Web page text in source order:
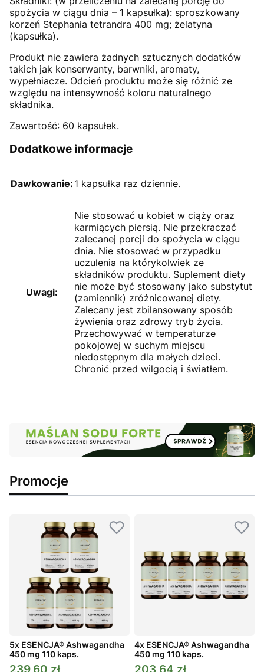
spożycia w ciągu dnia – 1 kapsułka): sproszkowany
korzeń Stephania tetrandra 400 mg; żelatyna
(kapsułka).
Produkt nie zawiera żadnych sztucznych dodatków
takich jak konserwanty, barwniki, aromaty,
wypełniacze. Odcień produktu może się różnić ze
względu na intensywność koloru naturalnego
składnika.
Zawartość: 60 kapsułek.
Dodatkowe informacje
Dawkowanie: 1 kapsułka raz dziennie.
Uwagi:
Nie stosować u kobiet w ciąży oraz
karmiących piersią. Nie przekraczać
zalecanej porcji do spożycia w ciągu
dnia. Nie stosować w przypadku
uczulenia na którykolwiek ze
składników produktu. Suplement diety
nie może być stosowany jako substytut
(zamiennik) zróżnicowanej diety.
Zalecany jest zbilansowany sposób
żywienia oraz zdrowy tryb życia.
Przechowywać w temperaturze
pokojowej w suchym miejscu
niedostępnym dla małych dzieci.
Chronić przed wilgocią i światłem.
Promocje
5x ESENCJA® Ashwagandha
450 mg 110 kaps.
Cena promocyjna
239,60 zł
4x ESENCJA® Ashwagandha
450 mg 110 kaps.
Cena promocyjna
203,64 zł